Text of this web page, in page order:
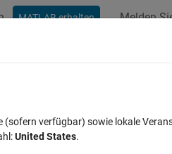
MATLAB erhalten Melden
(sofern verfügbar) sowie lokale
United States.